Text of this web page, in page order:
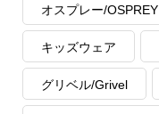
オスプレー/OSPREY
キッズウェア
グリベル/Grivel